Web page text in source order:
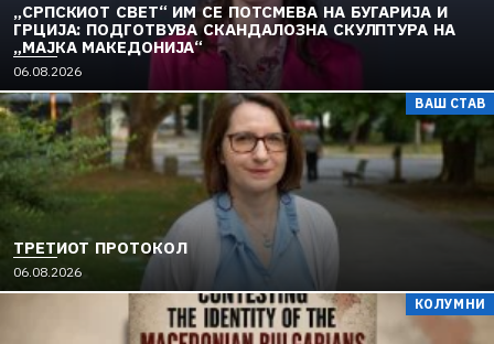
„СРПСКИОТ СВЕТ“ ИМ СЕ ПОТСМЕВА НА БУГАРИЈА И
ГРЦИЈА: ПОДГОТВУВА СКАНДАЛОЗНА СКУЛПТУРА НА
„МАЈКА МАКЕДОНИЈА“
06.08.2026
ВАШ СТАВ
ТРЕТИОТ ПРОТОКОЛ
06.08.2026
КОЛУМНИ